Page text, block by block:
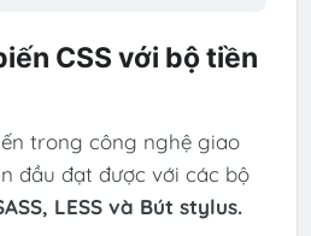
CSS với bộ tiền
trong công nghệ giao
đầu đạt được với các bộ
LESS và Bút stylus.